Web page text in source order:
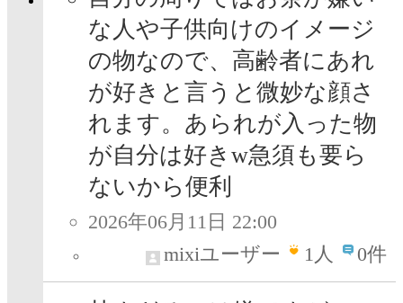
な人や子供向けのイメージ
の物なので、高齢者にあれ
が好きと言うと微妙な顔さ
れます。あられが入った物
が自分は好きw急須も要ら
ないから便利
2026年06月11日 22:00
mixiユーザー
1人 0件